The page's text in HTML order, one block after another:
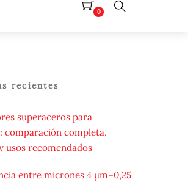
0
recientes
superaceros para
comparación completa,
usos recomendados
entre micrones 4 µm–0,25